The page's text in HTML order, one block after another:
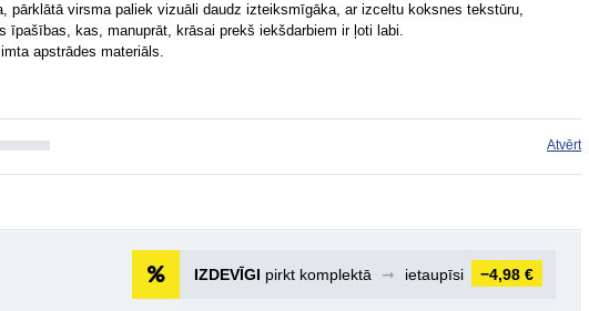
pārklātā virsma paliek vizuāli daudz izteiksmīgāka, ar izceltu koksnes tekstūru,
īpašības, kas, manuprāt, krāsai prekš iekšdarbiem ir ļoti labi.
apstrādes materiāls.
Atvērt
IZDEVĪGI pirkt komplektā ➞ ietaupīsi −4,98 €